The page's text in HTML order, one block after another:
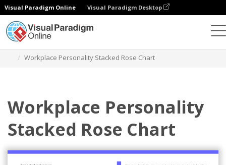
Visual Paradigm Online Visual Paradigm Desktop
Workplace Personality Stacked Rose Chart
Workplace Personality
Stacked Rose Chart